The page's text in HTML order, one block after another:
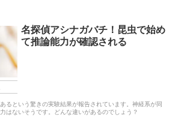
名探偵アシナガバチ！昆虫で始め
て推論能力が確認される
るという驚きの実験結果が報告されています。神経系が同
はないそうです。どんな違いがあるのでしょう？